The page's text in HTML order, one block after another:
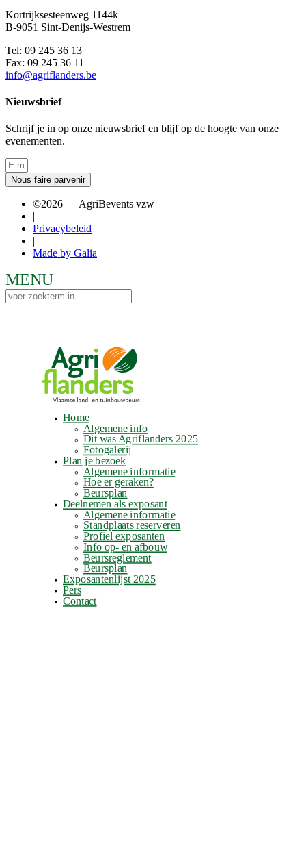
Kortrijksesteenweg 1144k
B-9051 Sint-Denijs-Westrem
Tel: 09 245 36 13
Fax: 09 245 36 11
info@agriflanders.be
Nieuwsbrief
Schrijf je in op onze nieuwsbrief en blijf op de hoogte van onze
evenementen.
Nous faire parvenir
©2026 — AgriBevents vzw
|
Privacybeleid
|
Made by Galia
Home
Algemene info
Dit was Agriflanders 2025
Fotogalerij
Plan je bezoek
Algemene informatie
Hoe er geraken?
Beursplan
Deelnemen als exposant
Algemene informatie
Standplaats reserveren
Profiel exposanten
Info op- en afbouw
Beursreglement
Beursplan
Exposantenlijst 2025
Pers
Contact